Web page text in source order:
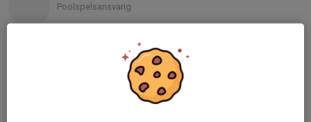
Poolspelsansvarig
070-917 98 99
Martin Forsberg
Mobil visas bara för inloggade